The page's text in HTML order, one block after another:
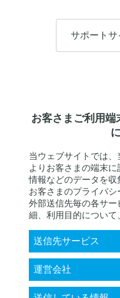
サポート
お客さまご利用
当ウェブサイトでは
よりお客さまの端末
情報などのデータを収
お客さまのプライバシ
外部送信先毎の各サ
細、利用目的について
送信先サービス
KARTE
運営会社